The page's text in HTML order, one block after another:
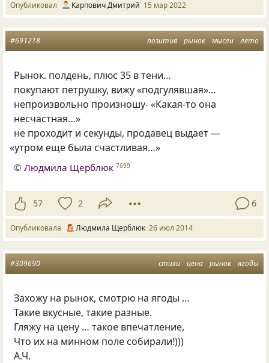
Опубликовал Карпович Дмитрий 15 мар 2022
позитив рынок мысли лето
#691218
Рынок. полдень, плюс 35 в тени…
покупают петрушку, вижу«подгулявшая»…
непроизвольно произношу-«Какая-то она
несчастная…»
не проходит и секунды, продавец выдает —
«утром еще была счастливая…»
©Людмила Щерблюк 7699
57 2 6
Опубликовала Людмила Щерблюк 26 июл 2014
стихи цена рынок ягоды
#309690
Захожу на рынок, смотрю на ягоды …
Такие вкусные, такие разные.
Гляжу на цену … такое впечатление,
Что их на минном поле собирали!)))
А.Ч.